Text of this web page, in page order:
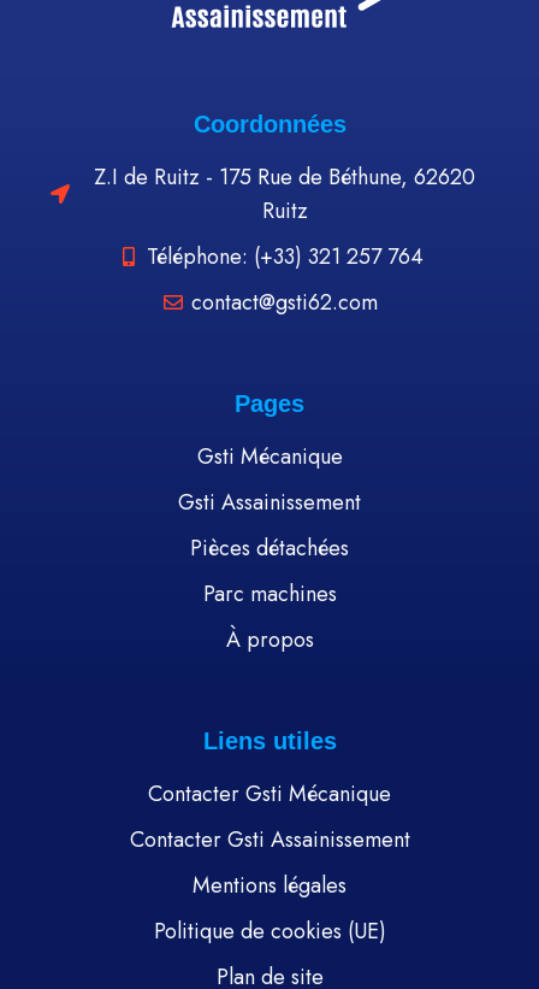
Coordonnées
Z.I de Ruitz - 175 Rue de Béthune, 62620
Ruitz
Téléphone: (+33) 321 257 764
contact@gsti62.com
Pages
Gsti Mécanique
Gsti Assainissement
Pièces détachées
Parc machines
À propos
Liens utiles
Contacter Gsti Mécanique
Contacter Gsti Assainissement
Mentions légales
Politique de cookies (UE)
Plan de site